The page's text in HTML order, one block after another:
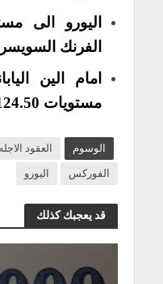
الفرنك
امام الين
مستويات 124.50 .
الوسوم العقود
الفوركس
اليورو
قد يعجبك كذلك